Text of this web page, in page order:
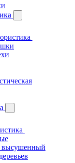
высушенный